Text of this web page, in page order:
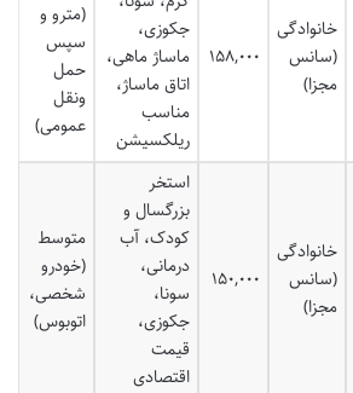
خانوادگی
(سانس
مجزا)
۱۵۸,۰۰۰
جکوزی،
ماساژ ماهی،
اتاق ماساژ،
مناسب
ریلکسیشن
(مترو و
سپس
حمل
ونقل
عمومی)
خانوادگی
(سانس
مجزا)
۱۵۰,۰۰۰
استخر
بزرگسال و
کودک، آب
درمانی،
سونا،
جکوزی،
قیمت
اقتصادی
متوسط
(خودرو
شخصی،
اتوبوس)